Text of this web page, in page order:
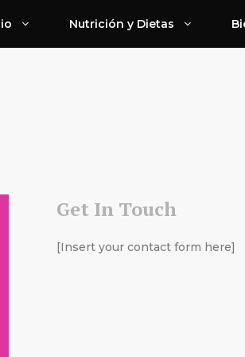
Nutrición y Dietas
Get In Touch
[Insert your contact form here]